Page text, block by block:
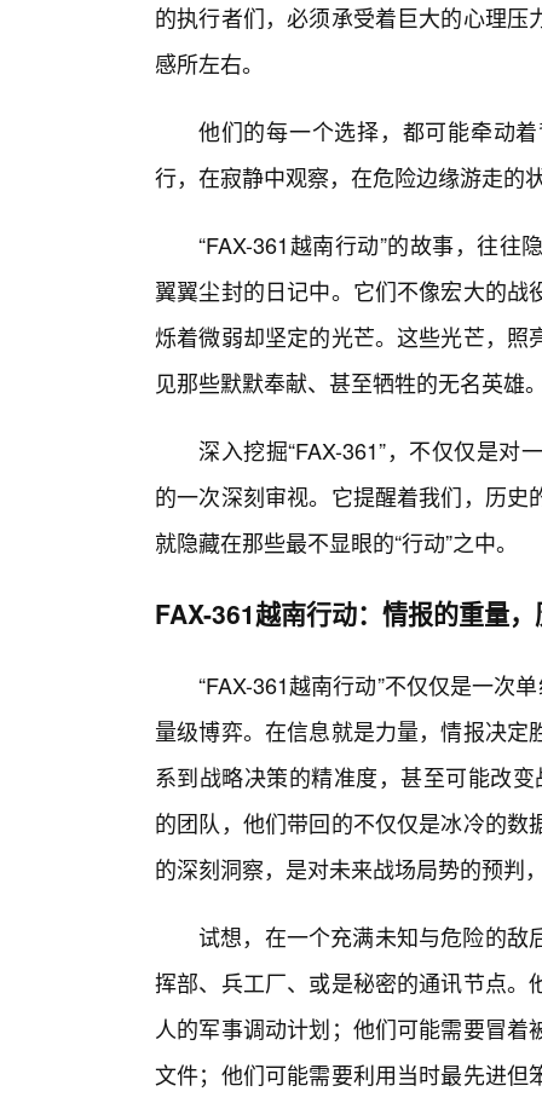
的执行者们，必须承受着巨大的心理
感所左右。
他们的每一个选择，都可能牵动
行，在寂静中观察，在危险边缘游走的
“FAX-361越南行动”的故事，往
翼翼尘封的日记中。它们不像宏大的
烁着微弱却坚定的光芒。这些光芒，
见那些默默奉献、甚至牺牲的无名英雄
深入挖掘“FAX-361”，不仅仅是
的一次深刻审视。它提醒着我们，历
就隐藏在那些最不显眼的“行动”之中。
FAX-361越南行动：情报的重量
“FAX-361越南行动”不仅仅是一次
量级博弈。在信息就是力量，情报决
系到战略决策的精准度，甚至可能改
的团队，他们带回的不仅仅是冰冷的
的深刻洞察，是对未来战场局势的预判
试想，在一个充满未知与危险的敌
挥部、兵工厂、或是秘密的通讯节点
人的军事调动计划；他们可能需要冒
文件；他们可能需要利用当时最先进